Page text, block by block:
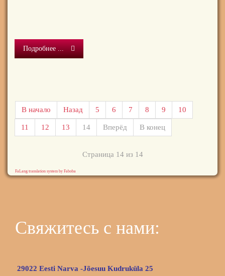
Подробнее ...
В начало Назад 5 6 7 8 9 10
11 12 13 14 Вперёд В конец
Страница 14 из 14
FaLang translation system by Faboba
Свяжитесь с нами:
29022 Eesti Narva -Jõesuu Kudruküla 25